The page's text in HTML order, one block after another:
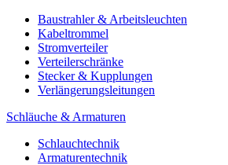
Baustrahler & Arbeitsleuchten
Kabeltrommel
Stromverteiler
Verteilerschränke
Stecker & Kupplungen
Verlängerungs­leitungen
Schläuche & Armaturen
Schlauchtechnik
Armaturentechnik